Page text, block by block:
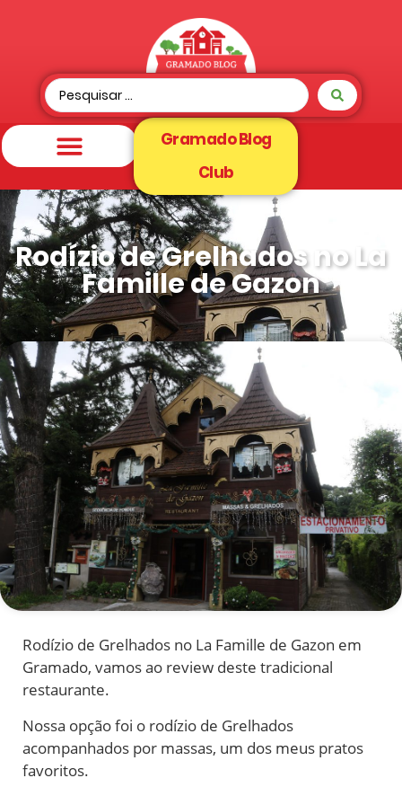
Gramado Blog
Club
Rodízio de Grelhados no La
Famille de Gazon
Rodízio de Grelhados no La Famille de Gazon em
Gramado, vamos ao review deste tradicional
restaurante.
Nossa opção foi o rodízio de Grelhados
acompanhados por massas, um dos meus pratos
favoritos.